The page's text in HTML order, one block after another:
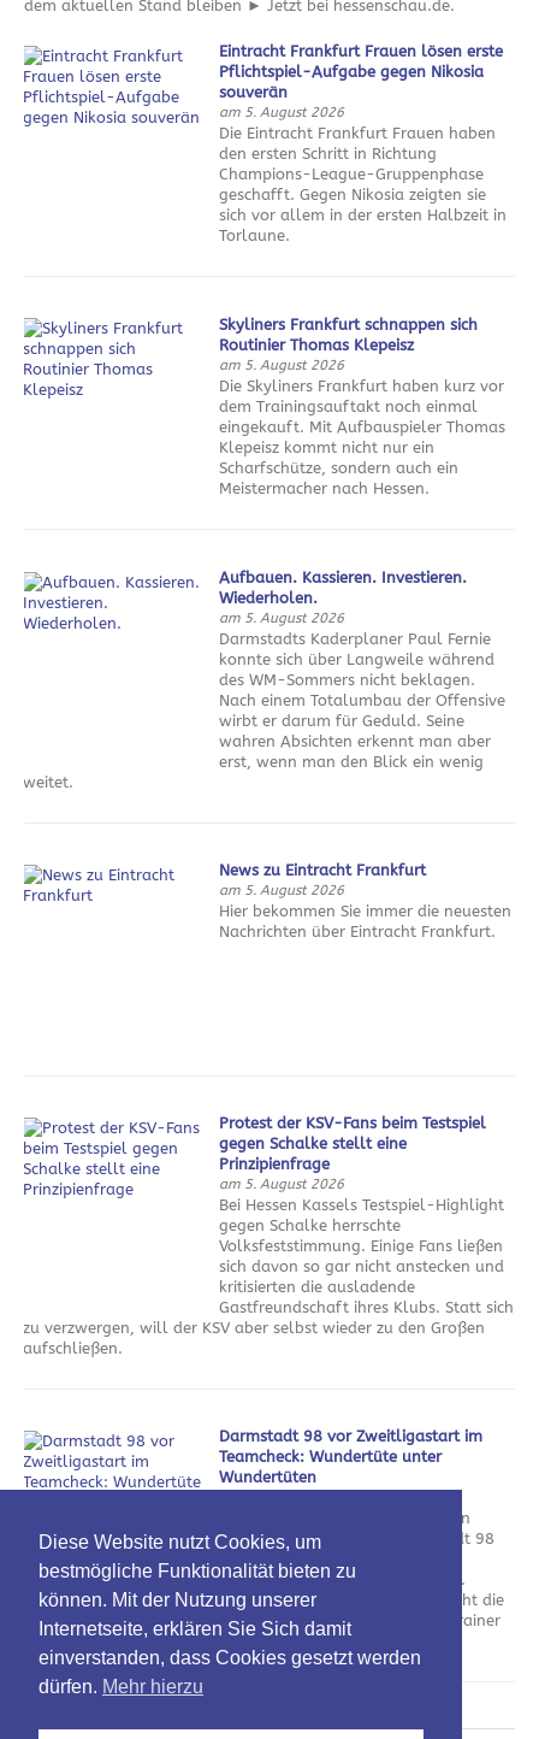
dem aktuellen Stand bleiben ► Jetzt bei hessenschau.de.
Eintracht Frankfurt Frauen lösen erste
Pflichtspiel-Aufgabe gegen Nikosia
souverän
am 5. August 2026
Die Eintracht Frankfurt Frauen haben
den ersten Schritt in Richtung
Champions-League-Gruppenphase
geschafft. Gegen Nikosia zeigten sie
sich vor allem in der ersten Halbzeit in
Torlaune.
Skyliners Frankfurt schnappen sich
Routinier Thomas Klepeisz
am 5. August 2026
Die Skyliners Frankfurt haben kurz vor
dem Trainingsauftakt noch einmal
eingekauft. Mit Aufbauspieler Thomas
Klepeisz kommt nicht nur ein
Scharfschütze, sondern auch ein
Meistermacher nach Hessen.
Aufbauen. Kassieren. Investieren.
Wiederholen.
am 5. August 2026
Darmstadts Kaderplaner Paul Fernie
konnte sich über Langweile während
des WM-Sommers nicht beklagen.
Nach einem Totalumbau der Offensive
wirbt er darum für Geduld. Seine
wahren Absichten erkennt man aber
erst, wenn man den Blick ein wenig
weitet.
News zu Eintracht Frankfurt
am 5. August 2026
Hier bekommen Sie immer die neuesten
Nachrichten über Eintracht Frankfurt.
Protest der KSV-Fans beim Testspiel
gegen Schalke stellt eine
Prinzipienfrage
am 5. August 2026
Bei Hessen Kassels Testspiel-Highlight
gegen Schalke herrschte
Volksfeststimmung. Einige Fans ließen
sich davon so gar nicht anstecken und
kritisierten die ausladende
Gastfreundschaft ihres Klubs. Statt sich
zu verzwergen, will der KSV aber selbst wieder zu den Großen
aufschließen.
Darmstadt 98 vor Zweitligastart im
Teamcheck: Wundertüte unter
Wundertüten
Nach dem Verlust der kompletten
Offensivabteilung will Darmstadt 98
mit neuem Personal an die
vergangenen Erfolge anknüpfen.
Neben spannenden Zugängen ruht die
Hoffnung dabei vor allem auf Trainer
Florian Kohfeldt.
Diese Website nutzt Cookies, um
bestmögliche Funktionalität bieten zu
können. Mit der Nutzung unserer
Internetseite, erklären Sie Sich damit
einverstanden, dass Cookies gesetzt werden
dürfen. Mehr hierzu